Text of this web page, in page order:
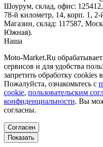
Шоурум, склад, офис: 125412,
78-й километр, 14, корп. 1,
Магазин, склад: 117587,
Южная).
Наша
Moto-Market.Ru
сервисов и для удобства
запретить обработку сookies
Пожалуйста, ознакомьтесь с
cookie, пользовательским
конфиденциальности. Вы
согласны.
Согласен
Показать